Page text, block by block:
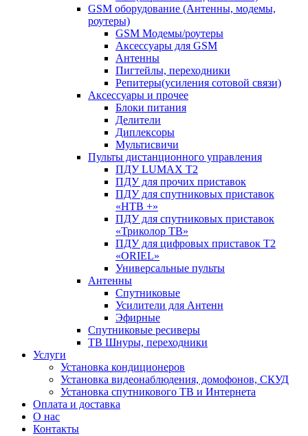
GSM оборудование (Антенны, модемы,
роутеры)
GSM Модемы/роутеры
Аксессуары для GSM
Антенны
Пигтейлы, переходники
Репитеры(усиления сотовой связи)
Аксессуары и прочее
Блоки питания
Делители
Диплексоры
Мультисвичи
Пульты дистанционного управления
ПДУ LUMAX Т2
ПДУ для прочих приставок
ПДУ для спутниковых приставок
«НТВ +»
ПДУ для спутниковых приставок
«Триколор ТВ»
ПДУ для цифровых приставок Т2
«ORIEL»
Универсальные пульты
Антенны
Спутниковые
Усилители для Антенн
Эфирные
Спутниковые ресиверы
ТВ Шнуры, переходники
Услуги
Установка кондиционеров
Установка видеонаблюдения, домофонов, СКУД
Установка спутникового ТВ и Интернета
Оплата и доставка
О нас
Контакты